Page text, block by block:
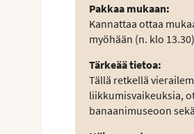
Pakkaa mukaan:
Kannattaa ottaa
myöhään (n. klo
Tärkeää tietoa:
Tällä retkellä
liikkumisvaikeuksia,
banaanimuseoon